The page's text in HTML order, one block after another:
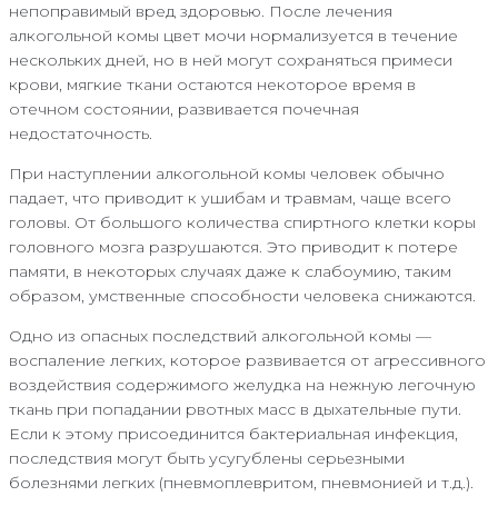
непоправимый вред здоровью. После лечения
алкогольной комы цвет мочи нормализуется в течение
нескольких дней, но в ней могут сохраняться примеси
крови, мягкие ткани остаются некоторое время в
отечном состоянии, развивается почечная
недостаточность.
При наступлении алкогольной комы человек обычно
падает, что приводит к ушибам и травмам, чаще всего
головы. От большого количества спиртного клетки коры
головного мозга разрушаются. Это приводит к потере
памяти, в некоторых случаях даже к слабоумию, таким
образом, умственные способности человека снижаются.
Одно из опасных последствий алкогольной комы —
воспаление легких, которое развивается от агрессивного
воздействия содержимого желудка на нежную легочную
ткань при попадании рвотных масс в дыхательные пути.
Если к этому присоединится бактериальная инфекция,
последствия могут быть усугублены серьезными
болезнями легких (пневмоплевритом, пневмонией и т.д.).